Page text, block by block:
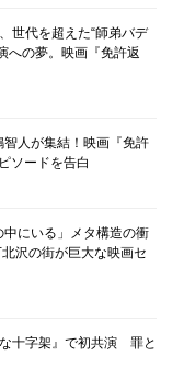
世代を超えた“師弟バデ
への夢。映画『免許返
人が集結！映画『免許
ソードを告白
中にいる」メタ構造の衝
沢の街が巨大な映画セ
十字架』で初共演 罪と